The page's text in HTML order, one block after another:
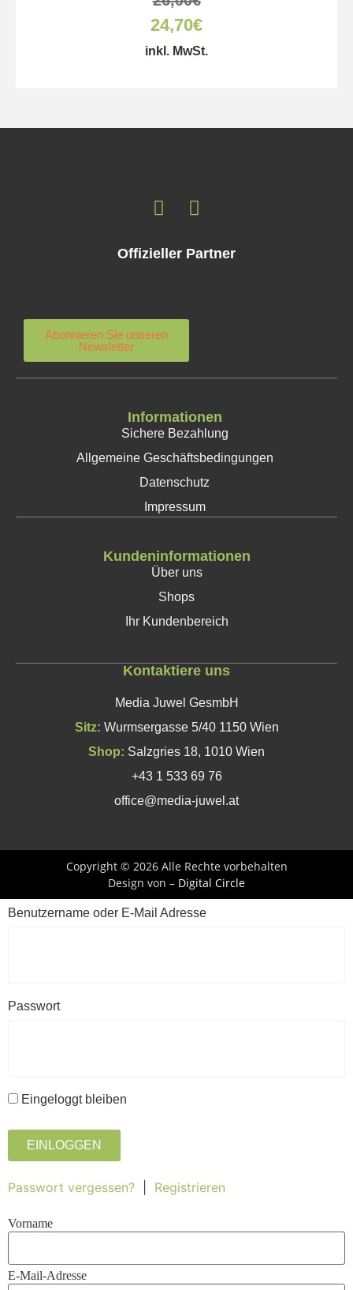
24,70€
inkl. MwSt.
Offizieller Partner
Abonnieren Sie unseren
Newsletter
Informationen
Sichere Bezahlung
Allgemeine Geschäftsbedingungen
Datenschutz
Impressum
Kundeninformationen
Über uns
Shops
Ihr Kundenbereich
Kontaktiere uns
Media Juwel GesmbH
Sitz: Wurmsergasse 5/40 1150 Wien
Shop: Salzgries 18, 1010 Wien
+43 1 533 69 76
office@media-juwel.at
Copyright © 2026 Alle Rechte vorbehalten
Design von – Digital Circle
Benutzername oder E-Mail Adresse
Passwort
Eingeloggt bleiben
EINLOGGEN
Passwort vergessen? Registrieren
Vorname
E-Mail-Adresse